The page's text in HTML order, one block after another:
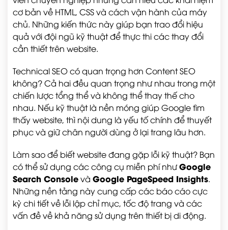
cơ bản về HTML, CSS và cách vận hành của máy
chủ. Những kiến thức này giúp bạn trao đổi hiệu
quả với đội ngũ kỹ thuật để thực thi các thay đổi
cần thiết trên website.
Technical SEO có quan trọng hơn Content SEO
không? Cả hai đều quan trọng như nhau trong một
chiến lược tổng thể và không thể thay thế cho
nhau. Nếu kỹ thuật là nền móng giúp Google tìm
thấy website, thì nội dung là yếu tố chính để thuyết
phục và giữ chân người dùng ở lại trang lâu hơn.
Làm sao để biết website đang gặp lỗi kỹ thuật? Bạn
có thể sử dụng các công cụ miễn phí nhưGoogle
Search Consolevà Google PageSpeed Insights.
Những nền tảng này cung cấp các báo cáo cực
kỳ chi tiết về lỗi lập chỉ mục, tốc độ trang và các
vấn đề về khả năng sử dụng trên thiết bị di động.